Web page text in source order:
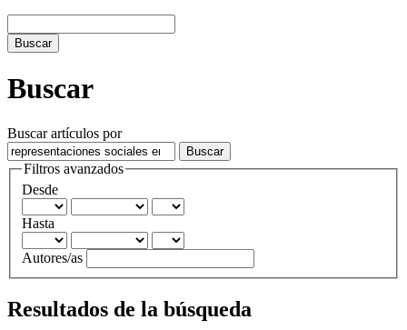
Buscar
Buscar
Buscar artículos por
Filtros avanzados
Desde
Hasta
Autores/as
Resultados de la búsqueda